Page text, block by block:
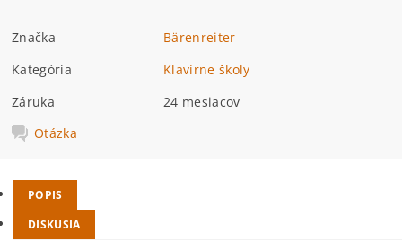
Značka
Bärenreiter
Kategória
Klavírne školy
Záruka
24 mesiacov
Otázka
POPIS
DISKUSIA